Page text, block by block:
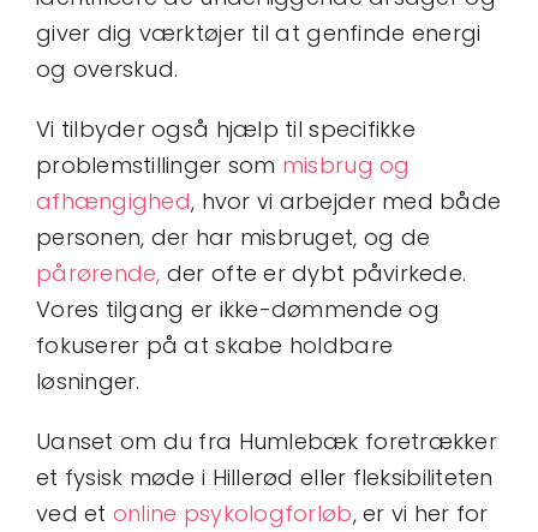
giver dig værktøjer til at genfinde energi
og overskud.
Vi tilbyder også hjælp til specifikke
problemstillinger som misbrug og
afhængighed, hvor vi arbejder med både
personen, der har misbruget, og de
pårørende, der ofte er dybt påvirkede.
Vores tilgang er ikke-dømmende og
fokuserer på at skabe holdbare
løsninger.
Uanset om du fra Humlebæk foretrækker
et fysisk møde i Hillerød eller fleksibiliteten
ved et online psykologforløb, er vi her for